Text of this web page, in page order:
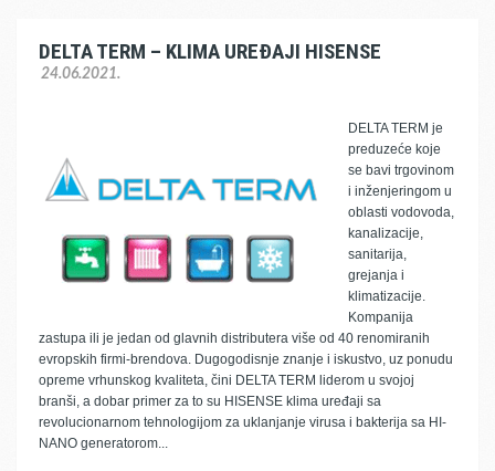
DELTA TERM – KLIMA UREĐAJI HISENSE
24.06.2021.
DELTA TERM je
preduzeće koje
se bavi trgovinom
i inženjeringom u
oblasti vodovoda,
kanalizacije,
sanitarija,
grejanja i
klimatizacije.
Kompanija
zastupa ili je jedan od glavnih distributera više od 40 renomiranih
evropskih firmi-brendova. Dugogodisnje znanje i iskustvo, uz ponudu
opreme vrhunskog kvaliteta, čini DELTA TERM liderom u svojoj
branši, a dobar primer za to su HISENSE klima uređaji sa
revolucionarnom tehnologijom za uklanjanje virusa i bakterija sa HI-
NANO generatorom...